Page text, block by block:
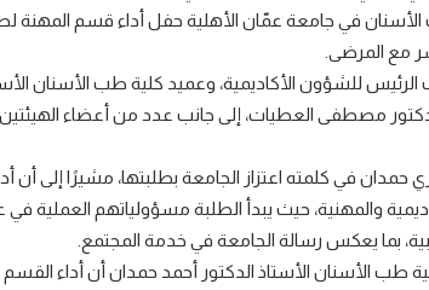
في جامعة عمّان الأهلية حفل أداء قسم المهنة
مع المرضى.
للشؤون الأكاديمية، وعميد كلية طب الأسنان
مصطفى العطيات، إلى جانب عدد من أعضاء الهيئتين
حمدان في كلمته اعتزاز الجامعة بطلبتها، مشيرًا إلى
والمهنية، حيث يبدأ الطلبة مسؤولياتهم العملية
بما يعكس رسالة الجامعة في خدمة المجتمع.
طب الأسنان الأستاذ الدكتور أحمد حمدان أن أداء القسم